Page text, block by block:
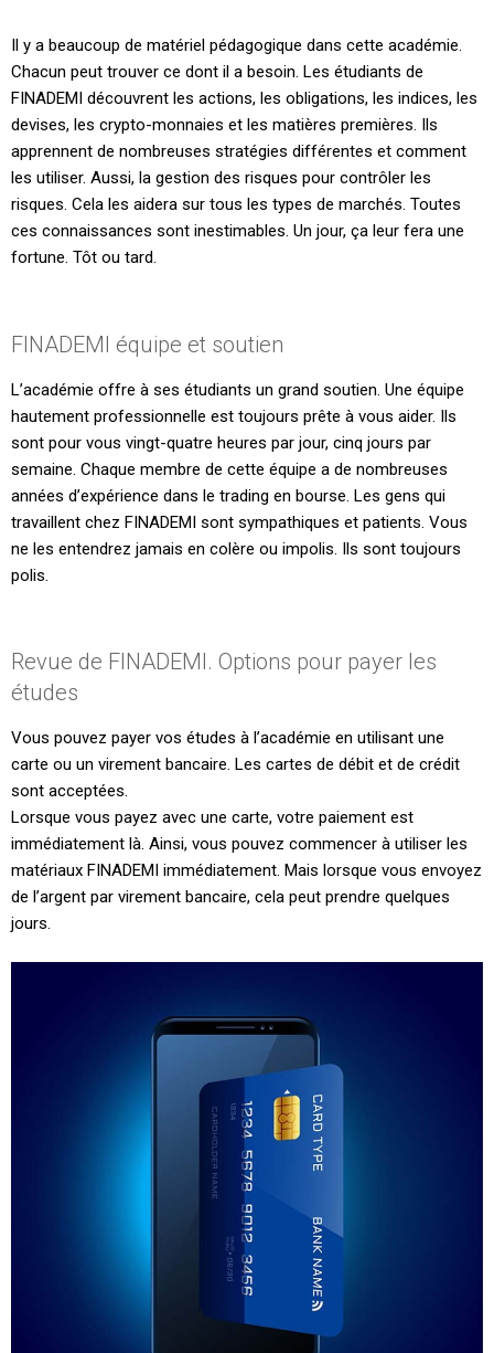
Il y a beaucoup de matériel pédagogique dans cette académie.
Chacun peut trouver ce dont il a besoin. Les étudiants de
FINADEMI découvrent les actions, les obligations, les indices, les
devises, les crypto-monnaies et les matières premières. Ils
apprennent de nombreuses stratégies différentes et comment
les utiliser. Aussi, la gestion des risques pour contrôler les
risques. Cela les aidera sur tous les types de marchés. Toutes
ces connaissances sont inestimables. Un jour, ça leur fera une
fortune. Tôt ou tard.
FINADEMI équipe et soutien
L’académie offre à ses étudiants un grand soutien. Une équipe
hautement professionnelle est toujours prête à vous aider. Ils
sont pour vous vingt-quatre heures par jour, cinq jours par
semaine. Chaque membre de cette équipe a de nombreuses
années d’expérience dans le trading en bourse. Les gens qui
travaillent chez FINADEMI sont sympathiques et patients. Vous
ne les entendrez jamais en colère ou impolis. Ils sont toujours
polis.
Revue de FINADEMI. Options pour payer les
études
Vous pouvez payer vos études à l’académie en utilisant une
carte ou un virement bancaire. Les cartes de débit et de crédit
sont acceptées.
Lorsque vous payez avec une carte, votre paiement est
immédiatement là. Ainsi, vous pouvez commencer à utiliser les
matériaux FINADEMI immédiatement. Mais lorsque vous envoyez
de l’argent par virement bancaire, cela peut prendre quelques
jours.